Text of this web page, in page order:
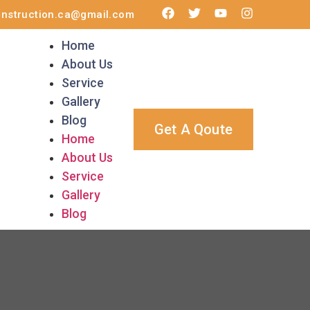
Home
About Us
Service
Gallery
Blog
Home
About Us
Service
Gallery
Blog
Get A Qoute